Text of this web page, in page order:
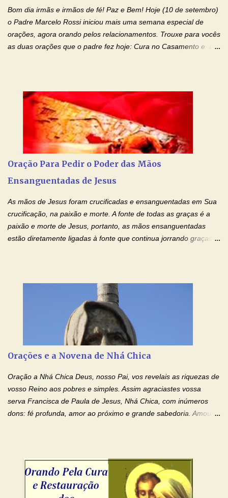
os laços...
Bom dia irmãs e irmãos de fé! Paz e Bem! Hoje (10 de setembro)
o Padre Marcelo Rossi iniciou mais uma semana especial de
orações, agora orando pelos relacionamentos. Trouxe para vocês
as duas orações que o padre fez hoje: Cura no Casamento e a
com o Momento de Fé. Que Deus abençoe e que todo
relacionamento seja fortalecido e curado no amor Ágape de
Jesus. Adriana-Devoção e Fé Mensagem do Padre Marcelo Rossi
em seu Facebook: Amados, iniciamos uma semana para orar
pelos relacionamentos. Diz a Bíblia sagrada: "O amor é paciente,
de orgulho. Nada faz de inconveniente, não procura o seu próprio
interesse, não se irrita, não guarda rancor. Não se alegra com a
Oração Para Pedir o Poder das Mãos
Ensanguentadas de Jesus
As mãos de Jesus foram crucificadas e ensanguentadas em Sua
crucificação, na paixão e morte. A fonte de todas as graças é a
paixão e morte de Jesus, portanto, as mãos ensanguentadas
estão diretamente ligadas à fonte que continua jorrando graças
ensanguentadas, chagadas e abertas, sobre mim, neste
momento. Sinto-me completamente sem forças para prosseguir,
carregando as minhas cruzes. Preciso que a força e o poder de
Tuas Mãos, que suportaram a mais profunda dor ao serem
pregadas na Cruz, reergam-me e curem-me agora. Jesus, não
amo. Nós precisamos desesperadamente de cura física e
espiritual, através do toque consolador de tuas Mãos
ensanguentadas e infinitamente poderosas. Eu reconheço,
apesar de toda a minha limitação e da infinidade dos meus ...
Orações e a Novena de Nhá Chica
Oração a Nhá Chica Deus, nosso Pai, vos revelais as riquezas de
vosso Reino aos pobres e simples. Assim agraciastes vossa
serva Francisca de Paula de Jesus, Nhá Chica, com inúmeros
dons: fé profunda, amor ao próximo e grande sabedoria. Amou a
Senhor Jesus Cristo, vosso Filho, na unidade do Espírito Santo.
Amém. Novena a Nhá Chica (Oração para obter os favores
celestiais através da intercessão da Serva de Deus Nhá Chica)